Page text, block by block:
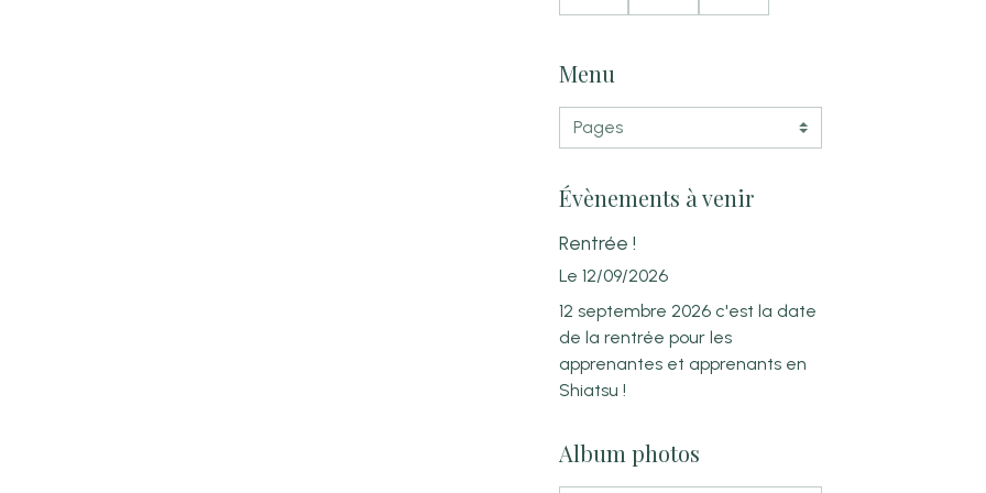
velle
cien
ne
sur
Aug
Menu
Évènements à venir
Rentrée !
Le 12/09/2026
12 septembre 2026 c'est la date
de la rentrée pour les
apprenantes et apprenants en
Shiatsu !
Album photos